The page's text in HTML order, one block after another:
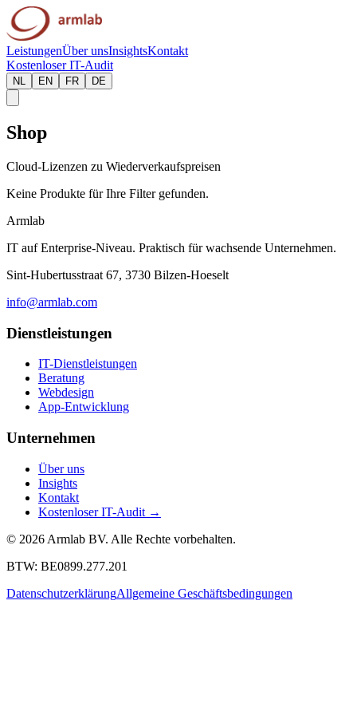
LeistungenÜber unsInsightsKontakt
Kostenloser IT-Audit
NL EN FR DE
Shop
Cloud-Lizenzen zu Wiederverkaufspreisen
Keine Produkte für Ihre Filter gefunden.
Armlab
IT auf Enterprise-Niveau. Praktisch für wachsende Unternehmen.
Sint-Hubertusstraat 67, 3730 Bilzen-Hoeselt
info@armlab.com
Dienstleistungen
IT-Dienstleistungen
Beratung
Webdesign
App-Entwicklung
Unternehmen
Über uns
Insights
Kontakt
Kostenloser IT-Audit →
© 2026 Armlab BV. Alle Rechte vorbehalten.
BTW: BE0899.277.201
DatenschutzerklärungAllgemeine Geschäftsbedingungen